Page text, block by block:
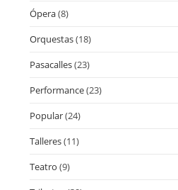
Ópera(8)
Orquestas(18)
Pasacalles(23)
Performance(23)
Popular(24)
Talleres(11)
Teatro (9)